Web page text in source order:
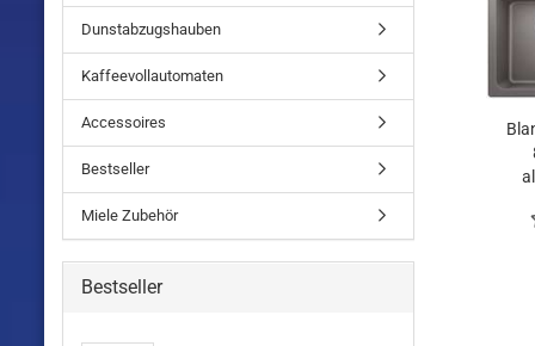
Dunstabzugshauben
Kaffeevollautomaten
Accessoires
Bestseller
Miele Zubehör
Bestseller